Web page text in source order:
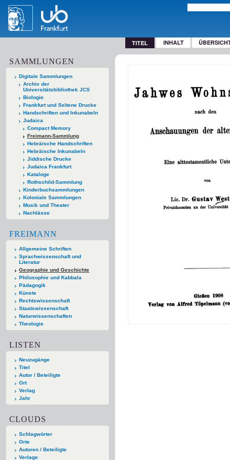
TITEL INHALT
SAMMLUNGEN
Digitale Sammlungen
Archiv der
Universitätsbibliothek JCS
Biologie
Frankfurt und Seltene Drucke
Handschriften und Inkunabeln
Judaica
Compact Memory
Freimann-Sammlung
Hebräische Handschriften
Hebräische Inkunabeln
Jiddische Drucke
Judaica Frankfurt
Kataloge
Rothschild-Sammlung
Kinderbuchsammlungen
Koloniale Sammlungen
Musik und Theater
Nachlässe
FREIMANN
Allgemeine Schriften
Sprachwissenschaft und
Literatur
Geographie und Geschichte
Philosophie und Kabbala
Pädagogik
Künste
Rechtswissenschaft
Staatswissenschaft
Naturwissenschaften
Theologie
LISTEN
Neuzugänge
Titel
Autor / Beteiligte
Ort
Verlag
Jahr
CLOUDS
Schlagwörter
Orte
Autoren / Beteiligte
Verlage